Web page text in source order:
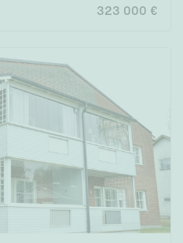
323 000 €